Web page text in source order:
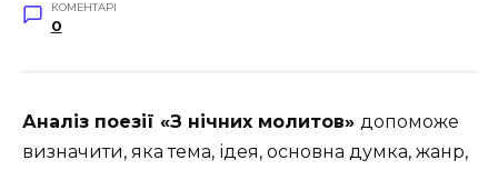
КОМЕНТАРІ
0
Аналіз поезії «З нічних молитов» допоможе
визначити, яка тема, ідея, основна думка, жанр,